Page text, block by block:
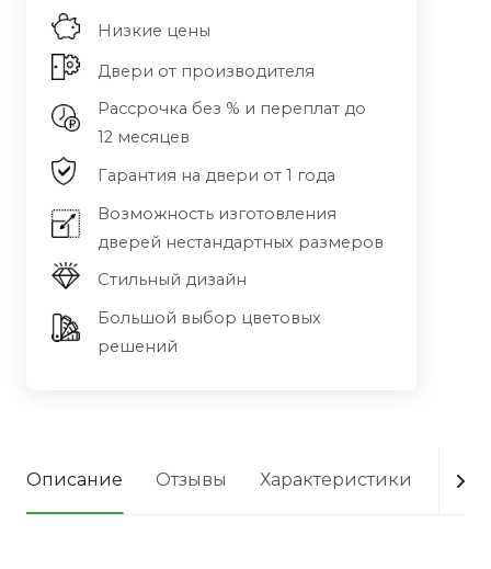
Низкие цены
Двери от производителя
Рассрочка без % и переплат до
12 месяцев
Гарантия на двери от 1 года
Возможность изготовления
дверей нестандартных размеров
Стильный дизайн
Большой выбор цветовых
решений
Описание Отзывы Характеристики